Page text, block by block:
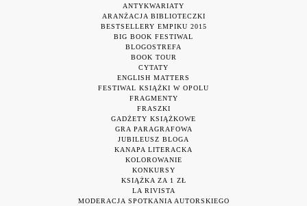
ANTYKWARIATY
ARANŻACJA BIBLIOTECZKI
BESTSELLERY EMPIKU 2015
BIG BOOK FESTIWAL
BLOGOSTREFA
BOOK TOUR
CYTATY
ENGLISH MATTERS
FESTIWAL KSIĄŻKI W OPOLU
FRAGMENTY
FRASZKI
GADŻETY KSIĄŻKOWE
GRA PARAGRAFOWA
JUBILEUSZ BLOGA
KANAPA LITERACKA
KOLOROWANIE
KONKURSY
KSIĄŻKA ZA 1 ZŁ
LA RIVISTA
MODERACJA SPOTKANIA AUTORSKIEGO